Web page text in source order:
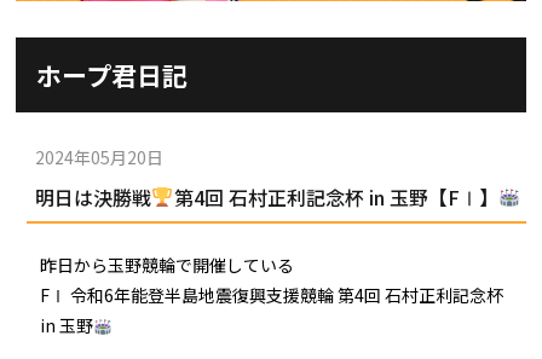
パンフレット
出場予定選手
出走表
予想紙
イベント＆ファンサービス
施設ガイド
施設紹介
有料席
KEIRINパーク
バンク紹介
アクセス
車券の購入方法
DOKOTO
電話・FAXサービス
歴代優勝者を紹介
その他
防府競輪研究所
ホープ君日記
Kからの挑戦状
ホープ君日記
2024年05月20日
明日は決勝戦 第4回 石村正利記念杯 in 玉野【FⅠ】
昨日から玉野競輪で開催している
FⅠ 令和6年能登半島地震復興支援競輪 第4回 石村正利記念杯
in 玉野